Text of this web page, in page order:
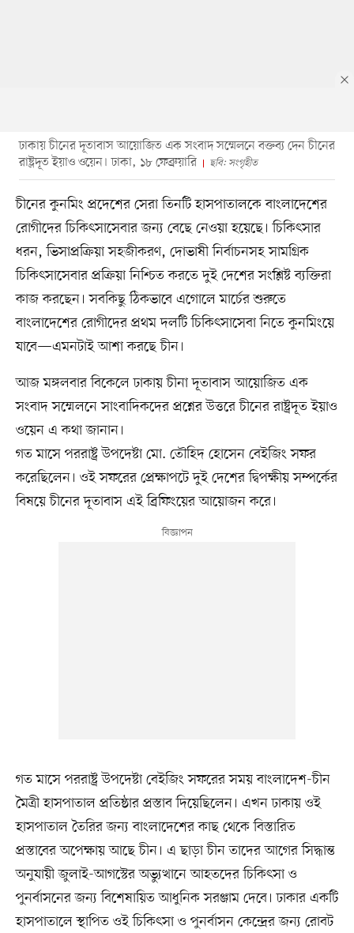
ঢাকায় চীনের দূতাবাস আয়োজিত এক সংবাদ সম্মেলনে বক্তব্য দেন চীনের
রাষ্ট্রদূত ইয়াও ওয়েন। ঢাকা, ১৮ ফেব্রুয়ারি
ছবি: সংগৃহীত
চীনের কুনমিং প্রদেশের সেরা তিনটি হাসপাতালকে বাংলাদেশের
রোগীদের চিকিৎসাসেবার জন্য বেছে নেওয়া হয়েছে। চিকিৎসার
ধরন, ভিসাপ্রক্রিয়া সহজীকরণ, দোভাষী নির্বাচনসহ সামগ্রিক
চিকিৎসাসেবার প্রক্রিয়া নিশ্চিত করতে দুই দেশের সংশ্লিষ্ট ব্যক্তিরা
কাজ করছেন। সবকিছু ঠিকভাবে এগোলে মার্চের শুরুতে
বাংলাদেশের রোগীদের প্রথম দলটি চিকিৎসাসেবা নিতে কুনমিংয়ে
যাবে—এমনটাই আশা করছে চীন।
আজ মঙ্গলবার বিকেলে ঢাকায় চীনা দূতাবাস আয়োজিত এক
সংবাদ সম্মেলনে সাংবাদিকদের প্রশ্নের উত্তরে চীনের রাষ্ট্রদূত ইয়াও
ওয়েন এ কথা জানান।
গত মাসে পররাষ্ট্র উপদেষ্টা মো. তৌহিদ হোসেন বেইজিং সফর
করেছিলেন। ওই সফরের প্রেক্ষাপটে দুই দেশের দ্বিপক্ষীয় সম্পর্কের
বিষয়ে চীনের দূতাবাস এই ব্রিফিংয়ের আয়োজন করে।
গত মাসে পররাষ্ট্র উপদেষ্টা বেইজিং সফরের সময় বাংলাদেশ-চীন
মৈত্রী হাসপাতাল প্রতিষ্ঠার প্রস্তাব দিয়েছিলেন। এখন ঢাকায় ওই
হাসপাতাল তৈরির জন্য বাংলাদেশের কাছ থেকে বিস্তারিত
প্রস্তাবের অপেক্ষায় আছে চীন। এ ছাড়া চীন তাদের আগের সিদ্ধান্ত
অনুযায়ী জুলাই-আগস্টের অভ্যুত্থানে আহতদের চিকিৎসা ও
পুনর্বাসনের জন্য বিশেষায়িত আধুনিক সরঞ্জাম দেবে। ঢাকার একটি
হাসপাতালে স্থাপিত ওই চিকিৎসা ও পুনর্বাসন কেন্দ্রের জন্য রোবট